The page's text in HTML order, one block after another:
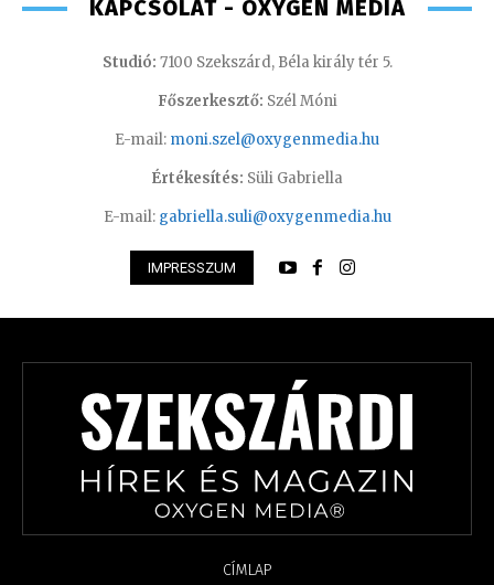
KAPCSOLAT - OXYGEN MEDIA
Studió: 7100 Szekszárd, Béla király tér 5.
Főszerkesztő: Szél Móni
E-mail: moni.szel@oxygenmedia.hu
Értékesítés: Süli Gabriella
E-mail: gabriella.suli@oxygenmedia.hu
IMPRESSZUM
CÍMLAP